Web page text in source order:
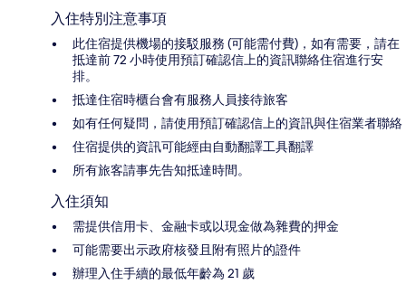
入住特別注意事項
此住宿提供機場的接駁服務 (可能需付費)，如有需要，請在
抵達前 72 小時使用預訂確認信上的資訊聯絡住宿進行安
排。
抵達住宿時櫃台會有服務人員接待旅客
如有任何疑問，請使用預訂確認信上的資訊與住宿業者聯絡
住宿提供的資訊可能經由自動翻譯工具翻譯
所有旅客請事先告知抵達時間。
入住須知
需提供信用卡、金融卡或以現金做為雜費的押金
可能需要出示政府核發且附有照片的證件
辦理入住手續的最低年齡為 21 歲